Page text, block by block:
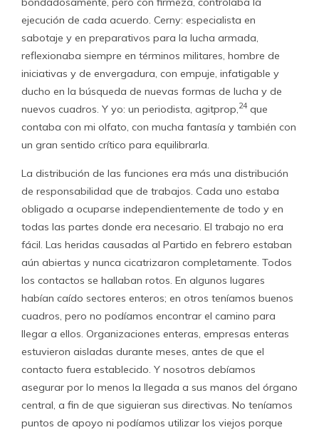
ejecución de cada acuerdo. Cerny: especialista en
sabotaje y en preparativos para la lucha armada,
reflexionaba siempre en términos militares, hombre de
iniciativas y de envergadura, con empuje, infatigable y
ducho en la búsqueda de nuevas formas de lucha y de
nuevos cuadros. Y yo: un periodista, agitprop, 24 que
contaba con mi olfato, con mucha fantasía y también con
un gran sentido crítico para equilibrarla.
La distribución de las funciones era más una distribución
de responsabilidad que de trabajos. Cada uno estaba
obligado a ocuparse independientemente de todo y en
todas las partes donde era necesario. El trabajo no era
fácil. Las heridas causadas al Partido en febrero estaban
aún abiertas y nunca cicatrizaron completamente. Todos
los contactos se hallaban rotos. En algunos lugares
habían caído sectores enteros; en otros teníamos buenos
cuadros, pero no podíamos encontrar el camino para
llegar a ellos. Organizaciones enteras, empresas enteras
estuvieron aisladas durante meses, antes de que el
contacto fuera establecido. Y nosotros debíamos
asegurar por lo menos la llegada a sus manos del órgano
central, a fin de que siguieran sus directivas. No teníamos
puntos de apoyo ni podíamos utilizar los viejos porque